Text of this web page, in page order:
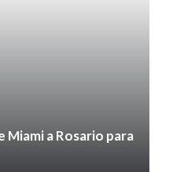
Miami a Rosario para